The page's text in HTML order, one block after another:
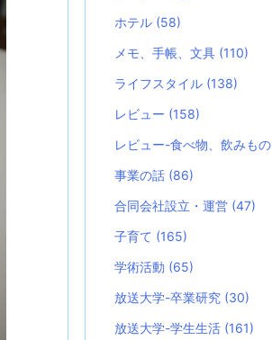
ホテル (58)
メモ、手帳、文具 (110)
ライフスタイル (138)
レビュー (158)
レビュー-食べ物、飲みもの
事業の話 (86)
合同会社設立・運営 (47)
子育て (165)
学術活動 (65)
放送大学-卒業研究 (30)
放送大学-学生生活 (161)